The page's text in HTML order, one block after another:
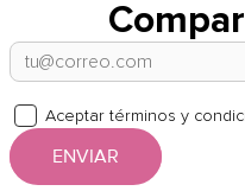
Aceptar términos y
ENVIAR